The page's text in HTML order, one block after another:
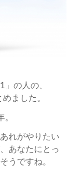
の人の、
ました。
れがやりたい
あなたにとっ
うですね。